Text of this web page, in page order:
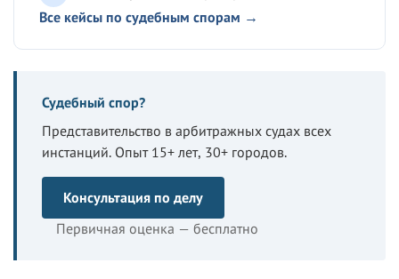
Все кейсы по судебным спорам →
Судебный спор?
Представительство в арбитражных судах всех
инстанций. Опыт 15+ лет, 30+ городов.
Консультация по делу
Первичная оценка — бесплатно